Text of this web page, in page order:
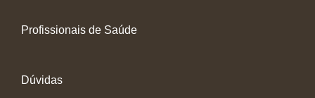
Profissionais de Saúde
Dúvidas